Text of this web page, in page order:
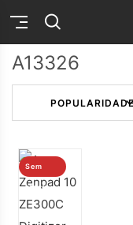
A13326
Sem
stock